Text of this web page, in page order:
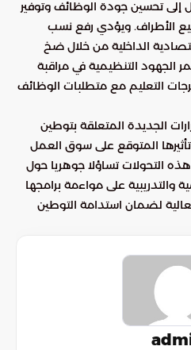
تحسين جودة الوظائف وتوفير
الأطراف. ويؤدي رفع نسب
الداخلية من خلال ضخ
الجهود التنظيمية في مراقبة
التعليم مع متطلبات الوظائف
الجديدة المتعلقة بتوطين
المتوقع على سوق العمل
عام 2026. وتبرز هذه التحولات تساؤلا جوهريا حول
على مواءمة برامجها
لضمان استدامة التوطين